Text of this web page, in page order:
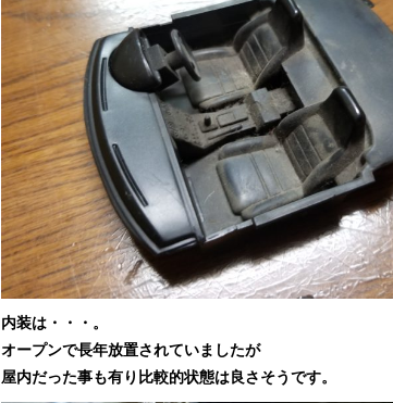
内装は・・・。
オープンで長年放置されていましたが
屋内だった事も有り比較的状態は良さそうです。